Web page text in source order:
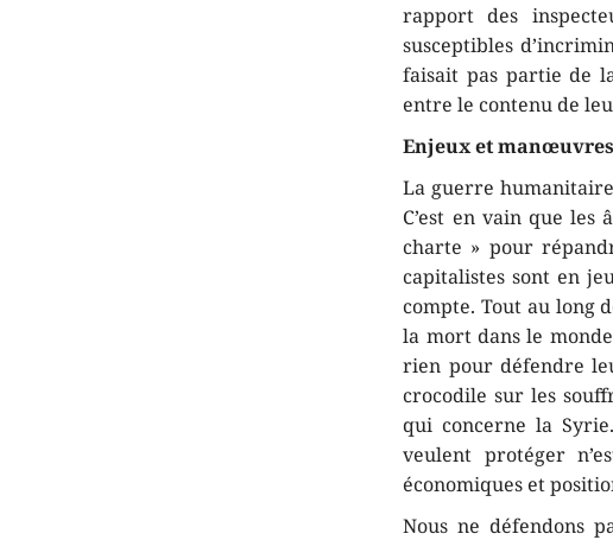
rapport des
susceptibles
faisait pas partie de
entre le contenu de
Enjeux et
La guerre humanitaire
C’est en vain que les
charte » pour
capitalistes sont en
compte. Tout au long
la mort dans le
rien pour défendre
crocodile sur les
qui concerne la
veulent protéger
économiques et
Nous ne défendons